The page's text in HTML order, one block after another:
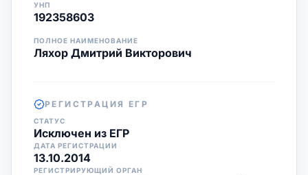
УНП
192358603
ПОЛНОЕ НАИМЕНОВАНИЕ
Ляхор Дмитрий Викторович
РЕГИСТРАЦИЯ ЕГР
СТАТУС
Исключен из ЕГР
ДАТА РЕГИСТРАЦИИ
13.10.2014
РЕГИСТРИРУЮЩИЙ ОРГАН